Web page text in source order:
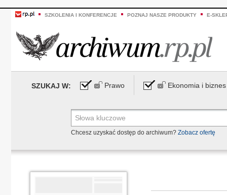
SZKOLENIA I KONFERENCJE POZNAJ NASZE PRODUKTY E-
SZUKAJ W: Prawo Ekonomia i biznes
Chcesz uzyskać dostęp do archiwum? Zobacz ofertę